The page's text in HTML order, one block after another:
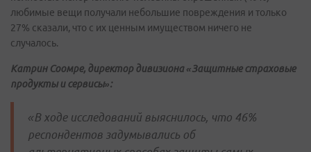
любимые вещи получали небольшие повреждения и только
27% сказали, что с их ценным имуществом ничего не
случалось.
Катрин Соомре, директор дивизиона «Защитные страховые
продукты и сервисы»:
«В ходе исследований выяснилось, что 46%
респондентов задумывались об